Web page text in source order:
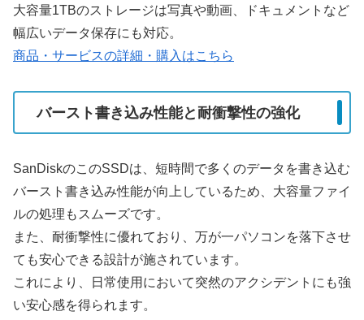
大容量1TBのストレージは写真や動画、ドキュメントなど
幅広いデータ保存にも対応。
商品・サービスの詳細・購入はこちら
バースト書き込み性能と耐衝撃性の強化
SanDiskのこのSSDは、短時間で多くのデータを書き込む
バースト書き込み性能が向上しているため、大容量ファイ
ルの処理もスムーズです。
また、耐衝撃性に優れており、万が一パソコンを落下させ
ても安心できる設計が施されています。
これにより、日常使用において突然のアクシデントにも強
い安心感を得られます。